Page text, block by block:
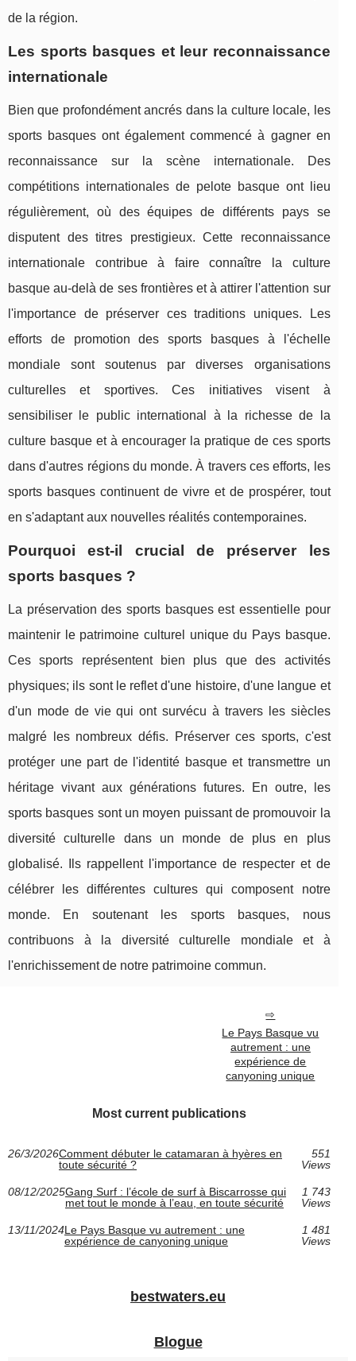
de la région.
Les sports basques et leur reconnaissance
internationale
Bien que profondément ancrés dans la culture locale, les
sports basques ont également commencé à gagner en
reconnaissance sur la scène internationale. Des
compétitions internationales de pelote basque ont lieu
régulièrement, où des équipes de différents pays se
disputent des titres prestigieux. Cette reconnaissance
internationale contribue à faire connaître la culture
basque au-delà de ses frontières et à attirer l'attention sur
l'importance de préserver ces traditions uniques. Les
efforts de promotion des sports basques à l'échelle
mondiale sont soutenus par diverses organisations
culturelles et sportives. Ces initiatives visent à
sensibiliser le public international à la richesse de la
culture basque et à encourager la pratique de ces sports
dans d'autres régions du monde. À travers ces efforts, les
sports basques continuent de vivre et de prospérer, tout
en s'adaptant aux nouvelles réalités contemporaines.
Pourquoi est-il crucial de préserver les
sports basques ?
La préservation des sports basques est essentielle pour
maintenir le patrimoine culturel unique du Pays basque.
Ces sports représentent bien plus que des activités
physiques; ils sont le reflet d'une histoire, d'une langue et
d'un mode de vie qui ont survécu à travers les siècles
malgré les nombreux défis. Préserver ces sports, c'est
protéger une part de l'identité basque et transmettre un
héritage vivant aux générations futures. En outre, les
sports basques sont un moyen puissant de promouvoir la
diversité culturelle dans un monde de plus en plus
globalisé. Ils rappellent l'importance de respecter et de
célébrer les différentes cultures qui composent notre
monde. En soutenant les sports basques, nous
contribuons à la diversité culturelle mondiale et à
l'enrichissement de notre patrimoine commun.
Le Pays Basque vu
autrement : une
expérience de
canyoning unique
Most current publications
26/3/2026Comment débuter le catamaran à hyères en
toute sécurité ?
551
Views
08/12/2025Gang Surf : l’école de surf à Biscarrosse qui
met tout le monde à l’eau, en toute sécurité
1 743
Views
13/11/2024Le Pays Basque vu autrement : une
expérience de canyoning unique
1 481
Views
bestwaters.eu
Blogue